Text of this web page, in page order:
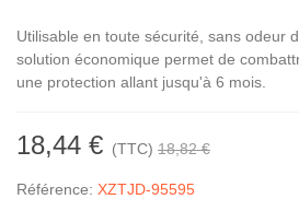
Utilisable en toute sécurité, sans odeur
solution économique permet de
une protection allant jusqu'à 6 mois.
18,44 € (TTC) 18,82 €
Référence: XZTJD-95595